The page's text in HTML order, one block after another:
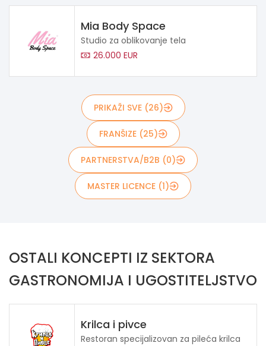
Mia Body Space
Studio za oblikovanje tela
26.000 EUR
PRIKAŽI SVE (26)
FRANŠIZE (25)
PARTNERSTVA/B2B (0)
MASTER LICENCE (1)
OSTALI KONCEPTI IZ SEKTORA
GASTRONOMIJA I UGOSTITELJSTVO
Krilca i pivce
Restoran specijalizovan za pileća krilca